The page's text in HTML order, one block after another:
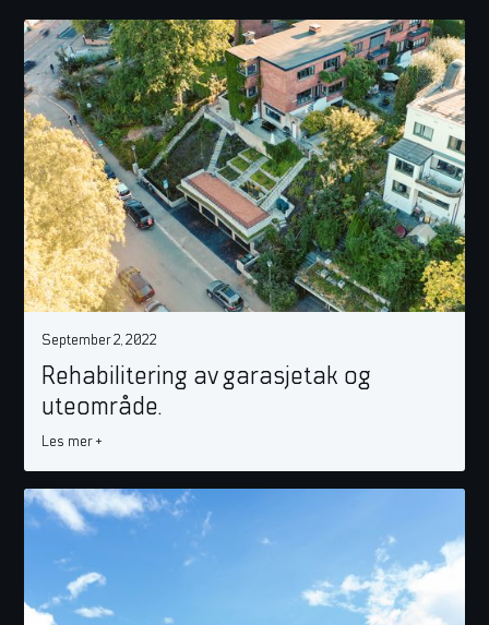
September 2, 2022
Rehabilitering av garasjetak og
uteområde.
Les mer +